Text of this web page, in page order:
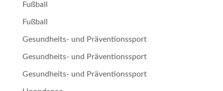
Fußball
Fußball
Gesundheits- und Präventionssport
Gesundheits- und Präventionssport
Gesundheits- und Präventionssport